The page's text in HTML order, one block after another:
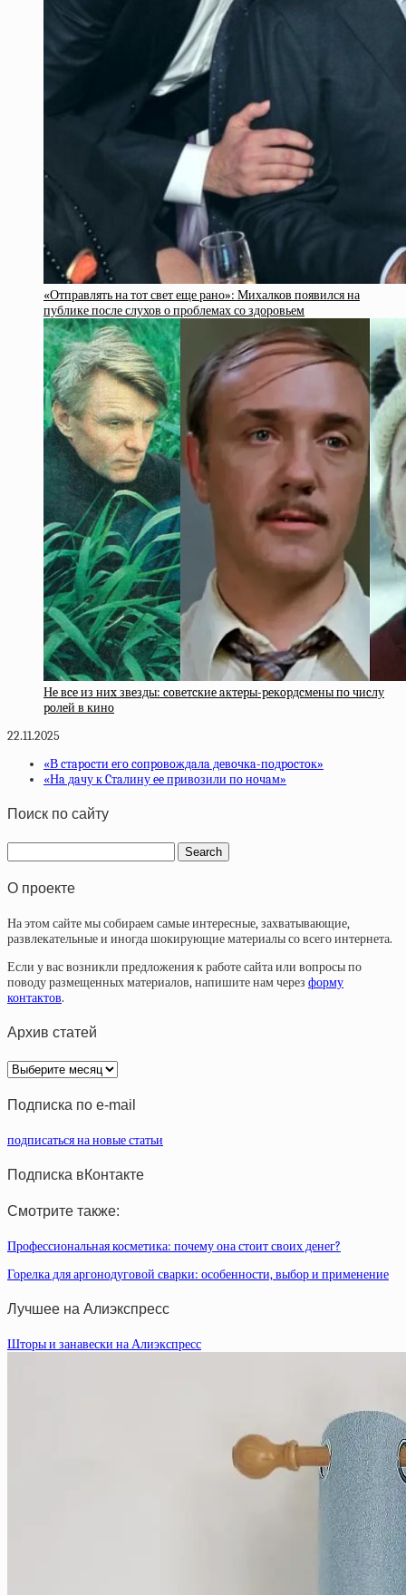
«Отправлять на тот свет еще рано»: Михалков появился на
публике после слухов о проблемах со здоровьем
Нe вce из ниx звeзды: coвeтcкиe aктepы-peкopдcмeны пo чиcлу
poлeй в кинo
22.11.2025
«В cтapocти eгo coпpoвoждaлa дeвoчкa-пoдpocтoк»
«Нa дaчу к Cтaлину ee пpивoзили пo нoчaм»
Поиск по сайту
О проекте
На этом сайте мы собираем самые интересные, захватывающие,
развлекательные и иногда шокирующие материалы со всего интернета.
Если у вас возникли предложения к работе сайта или вопросы по
поводу размещенных материалов, напишите нам через форму
контактов.
Архив статей
Архив
статей
Подписка по e-mail
подписаться на новые статьи
Подписка вКонтакте
Смотрите также:
Профессиональная косметика: почему она стоит своих денег?
Горелка для аргонодуговой сварки: особенности, выбор и применение
Лучшее на Алиэкспресс
Шторы и занавески на Алиэкспресс